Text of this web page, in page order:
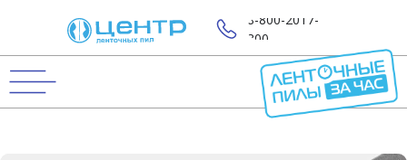
8-800-2017-
800